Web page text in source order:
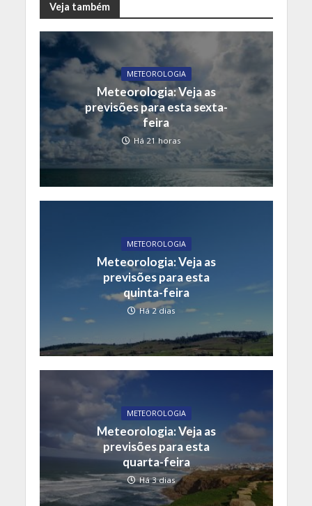
Veja também
METEOROLOGIA
Meteorologia: Veja as
previsões para esta sexta-
feira
Há 21 horas
METEOROLOGIA
Meteorologia: Veja as
previsões para esta
quinta-feira
Há 2 dias
METEOROLOGIA
Meteorologia: Veja as
previsões para esta
quarta-feira
Há 3 dias